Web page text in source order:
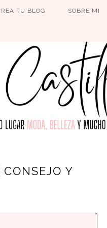
TU BLOG SOBRE MI
Y